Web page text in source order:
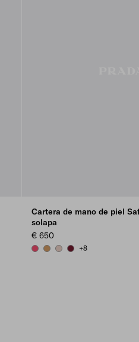
Cartera de mano de piel
solapa
€ 650
PEONY PINK
CARAMEL
POWDER PINK
BURGUNDY
+8